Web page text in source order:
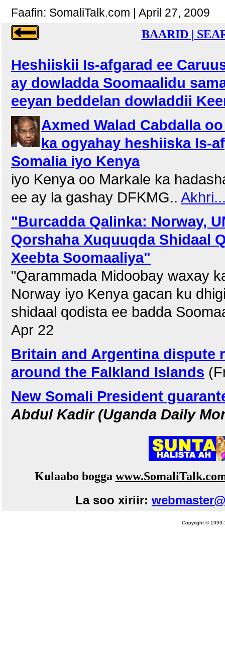
Faafin: SomaliTalk.com | April 27, 2009
BAARID |
Heshiiskii Is-afgarad ee
ay dowladda Soomaalidu
eeyan beddelan dowladdii
Axmed Walad Cabdalla
ka ogyahay heshiiska Is-
Somalia iyo Kenya
iyo Kenya oo Markale ka
ee ay la gashay DFKMG..
"Burcadda Qalinka: Norway,
Qorshaha Xuquuqda Shidaal
Xeebta Soomaaliya"
"Qarammada Midoobay waxay
Norway iyo Kenya gacan ku
shidaal qodista ee badda
Apr 22
Britain and Argentina dispute
around the Falkland Islands
New Somali President
Abdul Kadir (Uganda Daily
Kulaabo bogga
La soo xiriir:
Copyright © 1999-